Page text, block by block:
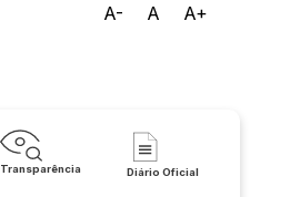
A- A A+
Transparência Diário Oficial